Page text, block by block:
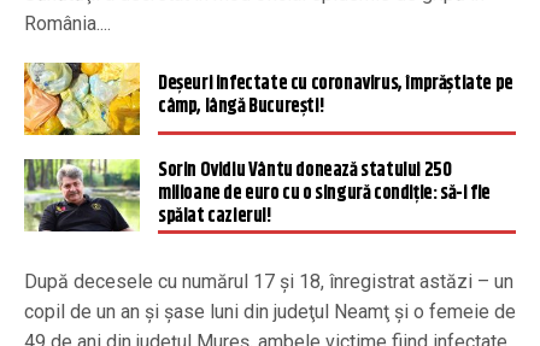
România....
Deșeuri infectate cu coronavirus, împrăștiate pe
câmp, lângă București!
Sorin Ovidiu Vântu donează statului 250
milioane de euro cu o singură condiție: să-i fie
spălat cazierul!
După decesele cu numărul 17 și 18, înregistrat astăzi – un
copil de un an şi şase luni din judeţul Neamţ şi o femeie de